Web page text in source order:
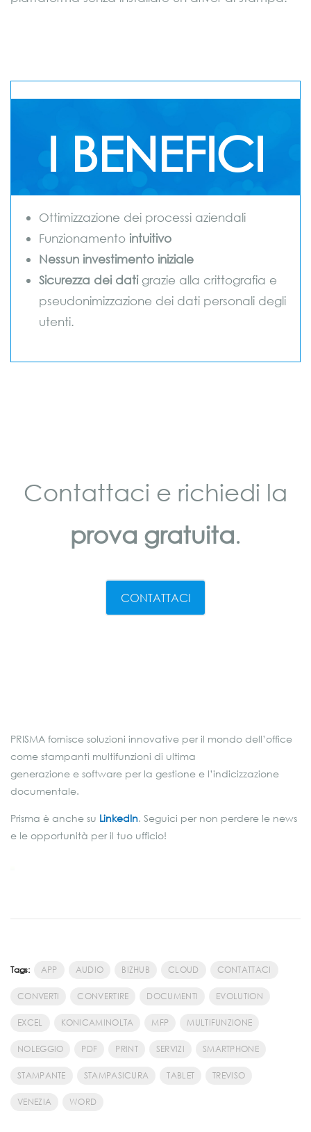
I BENEFICI
Ottimizzazione dei processi aziendali
Funzionamento intuitivo
Nessun investimento iniziale
Sicurezza dei datigrazie alla crittografia e
pseudonimizzazione dei dati personali degli
utenti.
Contattaci e richiedi la
prova gratuita.
CONTATTACI
PRISMA fornisce soluzioni innovative per il mondo dell’office
come stampanti multifunzioni di ultima
generazione e software per la gestione e l’indicizzazione
documentale.
Prisma è anche su LinkedIn. Seguici per non perdere le news
e le opportunità per il tuo ufficio!
Tags: APP AUDIO BIZHUB CLOUD CONTATTACI
CONVERTI CONVERTIRE DOCUMENTI EVOLUTION
EXCEL KONICAMINOLTA MFP MULTIFUNZIONE
NOLEGGIO PDF PRINT SERVIZI SMARTPHONE
STAMPANTE STAMPASICURA TABLET TREVISO
VENEZIA WORD